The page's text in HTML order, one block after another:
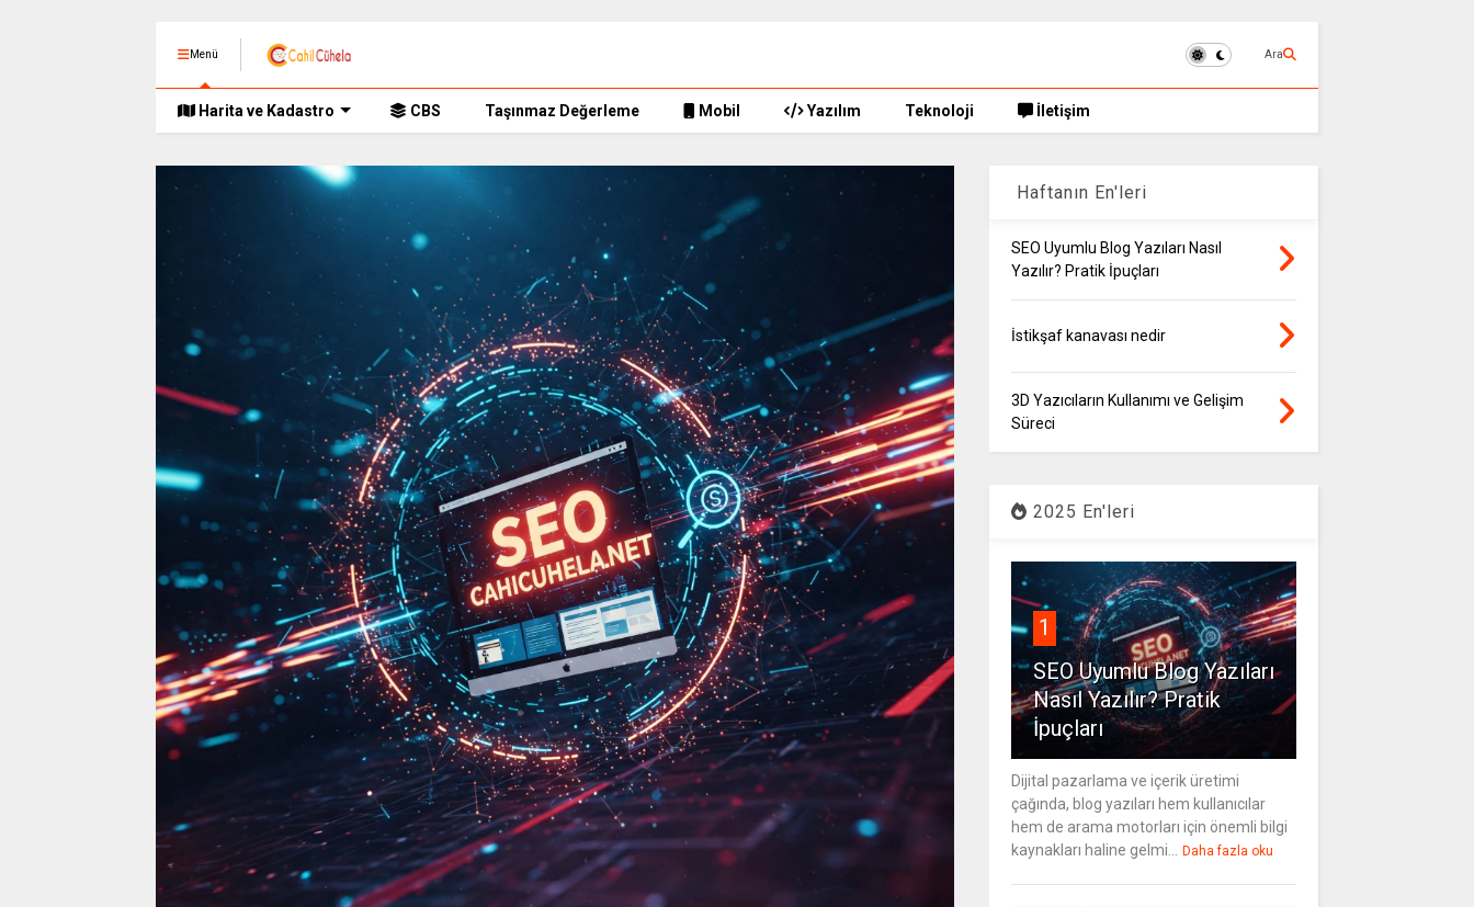
Menü Ara
Harita ve Kadastro CBS Taşınmaz Değerleme Mobil Yazılım Teknoloji İletişim
Haftanın En'leri
SEO Uyumlu Blog Yazıları Nasıl
Yazılır? Pratik İpuçları
İstikşaf kanavası nedir
3D Yazıcıların Kullanımı ve Gelişim
Süreci
2025 En'leri
1
SEO Uyumlu Blog Yazıları
Nasıl Yazılır? Pratik
İpuçları
Dijital pazarlama ve içerik üretimi
çağında, blog yazıları hem kullanıcılar
hem de arama motorları için önemli bilgi
kaynakları haline gelmi...
Daha fazla oku